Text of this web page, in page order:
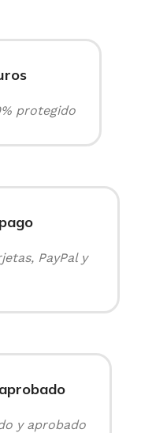
protegido
PayPal y
y aprobado